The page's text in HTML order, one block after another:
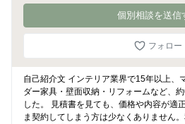
個別相談を送信
フォロー
自己紹介文 インテリア業界で15年以上、
ダー家具・壁面収納・リフォームなど、
した。 見積書を見ても、価格や内容が適
ま契約してしまう方は少なくありません